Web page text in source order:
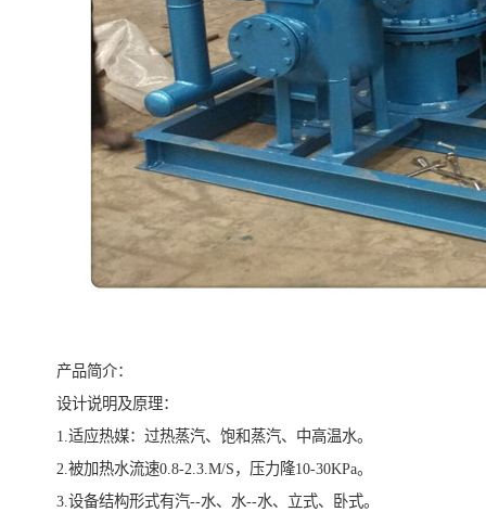
产品简介：
设计说明及原理：
1.适应热媒：过热蒸汽、饱和蒸汽、中高温水。
2.被加热水流速0.8-2.3.M/S，压力隆10-30KPa。
3.设备结构形式有汽--水、水--水、立式、卧式。